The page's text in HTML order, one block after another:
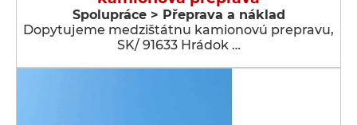
Spolupráce > Přeprava a náklad
Dopytujeme medzištátnu kamionovú prepravu,
SK/ 91633 Hrádok …